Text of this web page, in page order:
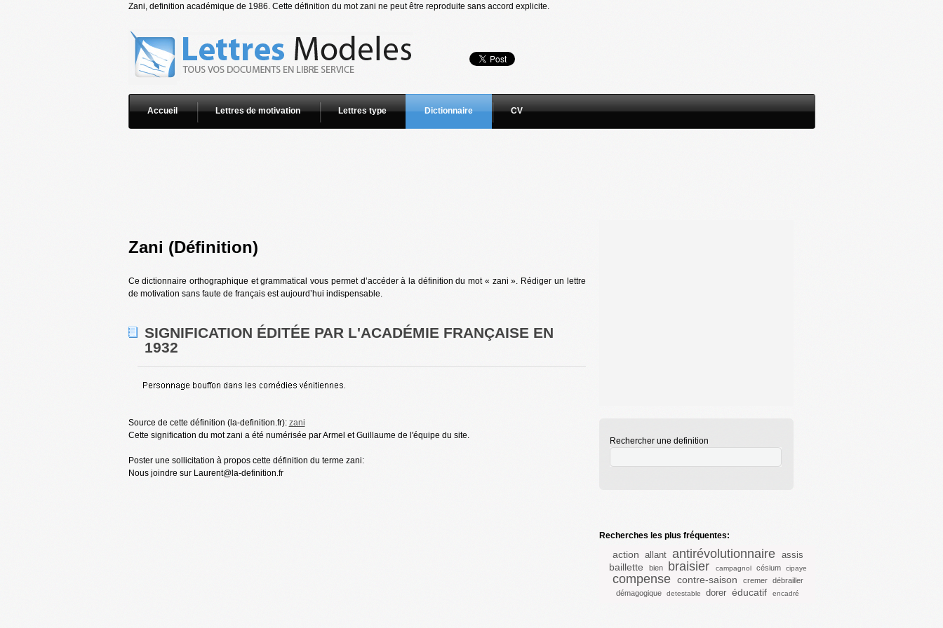
Zani, definition académique de 1986. Cette définition du mot zani ne peut être reproduite sans accord explicite.
Accueil Lettres de motivation Lettres type Dictionnaire CV
Zani (Définition)
Ce dictionnaire orthographique et grammatical vous permet d’accéder à la définition du mot « zani ». Rédiger un lettre
de motivation sans faute de français est aujourd’hui indispensable.
SIGNIFICATION ÉDITÉE PAR L'ACADÉMIE FRANÇAISE EN
1932
Source de cette définition (la-definition.fr): zani
Cette signification du mot zani a été numérisée par Armel et Guillaume de l'équipe du site.
Poster une sollicitation à propos cette définition du terme zani:
Nous joindre sur Laurent@la-definition.fr
Rechercher une definition
Recherches les plus fréquentes:
action allant antirévolutionnaire assis
baillette bien braisier campagnol césium cipaye
compense contre-saison cremer
débrailler
démagogique
detestable dorer éducatif encadré